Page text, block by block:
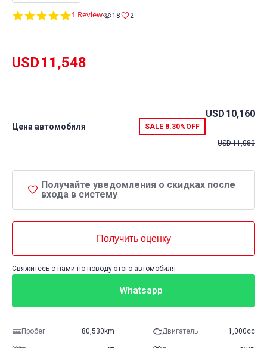
5.0
1 Review 18 2
USD11,548
Цена автомобиля SALE 8.30%OFF
USD 10,160
USD11,080
Получайте уведомления о скидках после
входа в систему
Получить оценку
Свяжитесь с нами по поводу этого автомобиля
Whatsapp
Пробег 80,530km Двигатель 1,000cc